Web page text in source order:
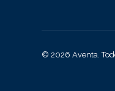
© 2026 Aventa.